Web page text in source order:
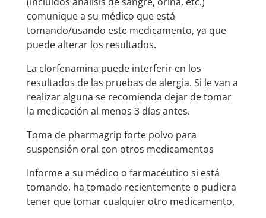
comunique a su médico que está
tomando/usando este medicamento, ya que
puede alterar los resultados.
La clorfenamina puede interferir en los
resultados de las pruebas de alergia. Si le van a
realizar alguna se recomienda dejar de tomar
la medicación al menos 3 días antes.
Toma de pharmagrip forte polvo para
suspensión oral con otros medicamentos
Informe a su médico o farmacéutico si está
tomando, ha tomado recientemente o pudiera
tener que tomar cualquier otro medicamento.